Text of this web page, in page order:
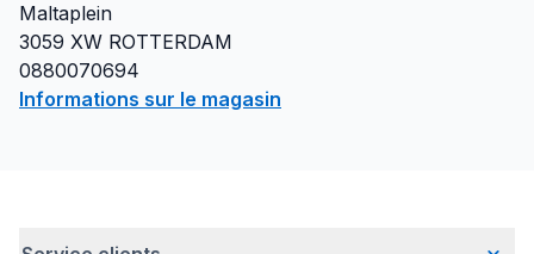
Maltaplein
3059 XW ROTTERDAM
0880070694
Informations sur le magasin